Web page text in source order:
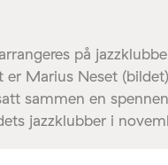
på
Marius Neset
sammen en
jazzklubber i